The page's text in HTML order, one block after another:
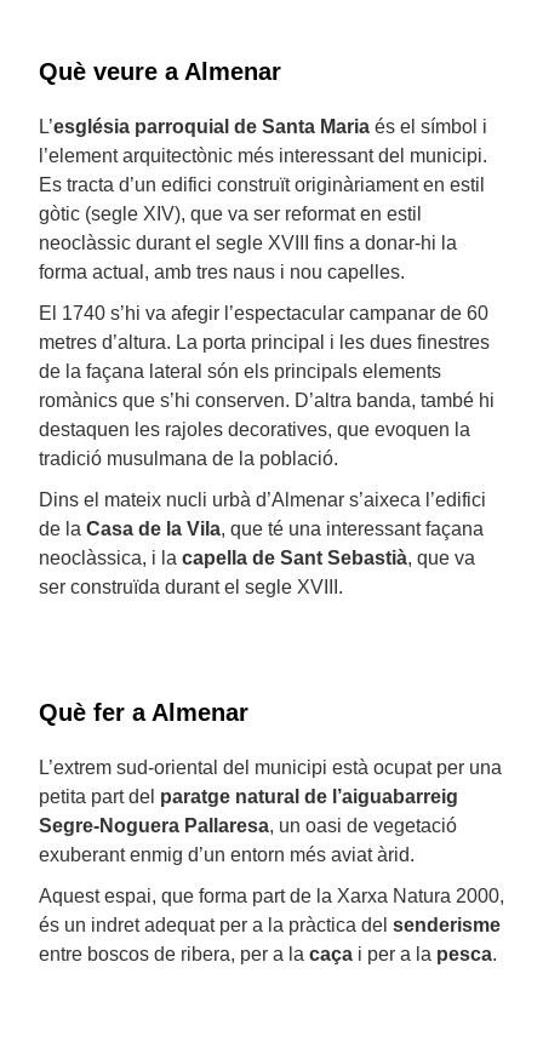
Què veure a Almenar
L’església parroquial de Santa Maria és el símbol i
l’element arquitectònic més interessant del municipi.
Es tracta d’un edifici construït originàriament en estil
gòtic (segle XIV), que va ser reformat en estil
neoclàssic durant el segle XVIII fins a donar-hi la
forma actual, amb tres naus i nou capelles.
El 1740 s’hi va afegir l’espectacular campanar de 60
metres d’altura. La porta principal i les dues finestres
de la façana lateral són els principals elements
romànics que s’hi conserven. D’altra banda, també hi
destaquen les rajoles decoratives, que evoquen la
tradició musulmana de la població.
Dins el mateix nucli urbà d’Almenar s’aixeca l’edifici
de la Casa de la Vila, que té una interessant façana
neoclàssica, i la capella de Sant Sebastià, que va
ser construïda durant el segle XVIII.
Què fer a Almenar
L’extrem sud-oriental del municipi està ocupat per una
petita part del paratge natural de l’aiguabarreig
Segre-Noguera Pallaresa, un oasi de vegetació
exuberant enmig d’un entorn més aviat àrid.
Aquest espai, que forma part de la Xarxa Natura 2000,
és un indret adequat per a la pràctica del senderisme
entre boscos de ribera, per a la caça i per a la pesca.